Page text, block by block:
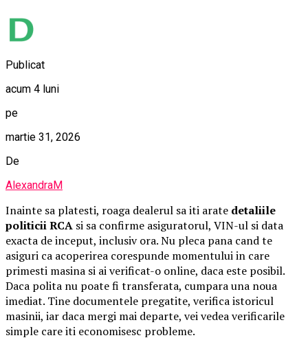
Publicat
acum 4 luni
pe
martie 31, 2026
De
AlexandraM
Inainte sa platesti, roaga dealerul sa iti arate detaliile
politicii RCA si sa confirme asiguratorul, VIN-ul si data
exacta de inceput, inclusiv ora. Nu pleca pana cand te
asiguri ca acoperirea corespunde momentului in care
primesti masina si ai verificat-o online, daca este posibil.
Daca polita nu poate fi transferata, cumpara una noua
imediat. Tine documentele pregatite, verifica istoricul
masinii, iar daca mergi mai departe, vei vedea verificarile
simple care iti economisesc probleme.